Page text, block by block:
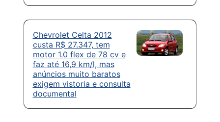
Chevrolet Celta 2012
custa R$ 27.347, tem
motor 1.0 flex de 78 cv e
faz até 16,9 km/l, mas
anúncios muito baratos
exigem vistoria e consulta
documental